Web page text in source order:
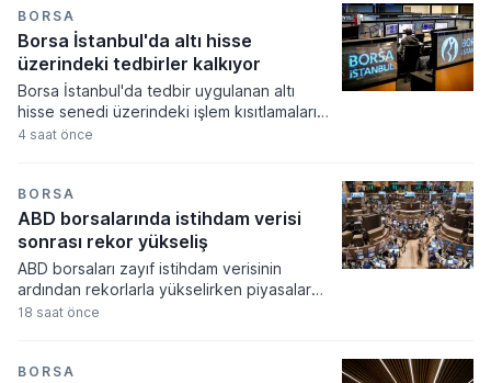
BORSA
Borsa İstanbul'da altı hisse
üzerindeki tedbirler kalkıyor
Borsa İstanbul'da tedbir uygulanan altı
hisse senedi üzerindeki işlem kısıtlamaları
yeni haftada kademeli olarak kalkıyor.
yasaklarının süresi dolarken, yatırımcılar
ilgili paylarda normal işlem süreçlerine geri
dönecek.
4 saat önce
BORSA
ABD borsalarında istihdam verisi
sonrası rekor yükseliş
ABD borsaları zayıf istihdam verisinin
ardından rekorlarla yükselirken piyasalar
Fed'in faiz artırım olasılığının düşmesini
haftalık bazda son yılların en yüksek
18 saat önce
BORSA